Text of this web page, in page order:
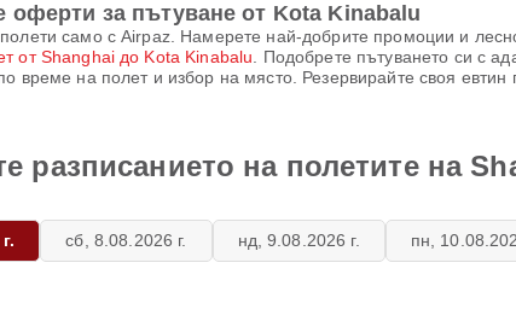
оферти за пътуване от Kota Kinabalu
само с Airpaz. Намерете най-добрите промоции и
от Shanghai до Kota Kinabalu . Подобрете пътуването си с
време на полет и избор на място. Резервирайте своя
разписанието на полетите на
сб, 8.08.2026 г. нд, 9.08.2026 г. пн,